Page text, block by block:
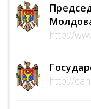
http://
http://